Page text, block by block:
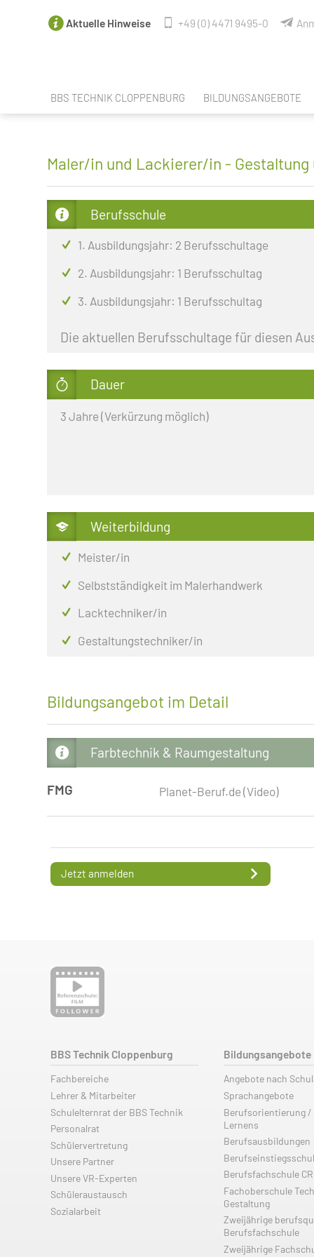
Aktuelle Hinweise +49 (0) 4471 9495-0
BBS TECHNIK CLOPPENBURG
PERSONALRAT
SCHÜLERVERTRETUNG
UNSERE PARTNER
UNSERE VR-EXPERTEN
BILDUNGSANGEBOTE
BERUFSFACHSCHULE
FACHOBERSCHULE
BERUFSFACHSCHULE
Maler/in und Lackierer/in -
Berufsschule
1. Ausbildungsjahr: 2 Berufsschultage
2. Ausbildungsjahr: 1 Berufsschultag
3. Ausbildungsjahr: 1 Berufsschultag
Die aktuellen Berufsschultage für diesen
Dauer
3 Jahre (Verkürzung möglich)
Weiterbildung
Meister/in
Selbstständigkeit im Malerhandwerk
Lacktechniker/in
Gestaltungstechniker/in
Bildungsangebot im Detail
Farbtechnik & Raumgestaltung
FMG Planet-Beruf.de (Video)
Jetzt anmelden
BBS Technik Cloppenburg
Fachbereiche
Lehrer & Mitarbeiter
Schulelternrat der BBS Technik
Personalrat
Schülervertretung
Unsere Partner
Unsere VR-Experten
Schüleraustausch
Sozialarbeit
Bildungsangebote
Angebote nach
Sprachangebote
Berufsorientierung
Lernens
Berufsausbildungen
Berufsfachschule
Fachoberschule
Gestaltung
Zweijährige
Berufsfachschule
Zweijährige